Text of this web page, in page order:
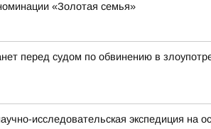
«Золотая семья»
перед судом по обвинению в
исследовательская экспедиция на